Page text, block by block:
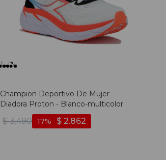
Champion Deportivo De Mujer
Diadora Proton - Blanco-multicolor
$ 3.490 $ 2.862
17